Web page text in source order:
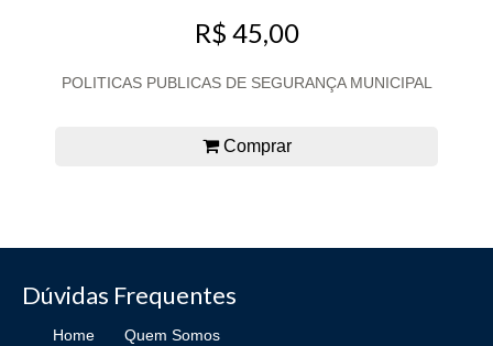
R$ 45,00
POLITICAS PUBLICAS DE SEGURANÇA MUNICIPAL
Comprar
Dúvidas Frequentes
Home Quem Somos